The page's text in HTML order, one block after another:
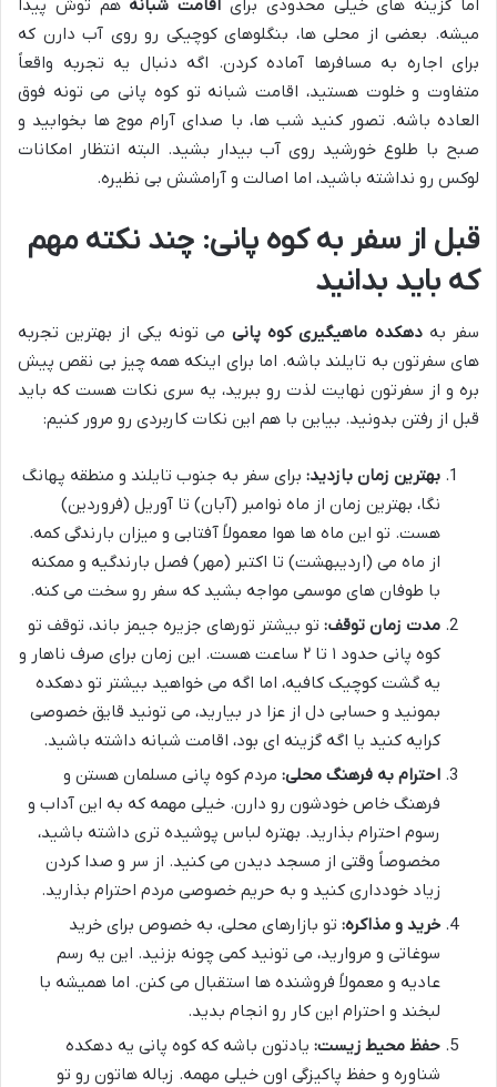
اما گزینه های خیلی محدودی برای اقامت شبانه هم توش پیدا
میشه. بعضی از محلی ها، بنگلوهای کوچیکی رو روی آب دارن که
برای اجاره به مسافرها آماده کردن. اگه دنبال یه تجربه واقعاً
متفاوت و خلوت هستید، اقامت شبانه تو کوه پانی می تونه فوق
العاده باشه. تصور کنید شب ها، با صدای آرام موج ها بخوابید و
صبح با طلوع خورشید روی آب بیدار بشید. البته انتظار امکانات
لوکس رو نداشته باشید، اما اصالت و آرامشش بی نظیره.
قبل از سفر به کوه پانی: چند نکته مهم
که باید بدانید
سفر بهدهکده ماهیگیری کوه پانیمی تونه یکی از بهترین تجربه
های سفرتون به تایلند باشه. اما برای اینکه همه چیز بی نقص پیش
بره و از سفرتون نهایت لذت رو ببرید، یه سری نکات هست که باید
قبل از رفتن بدونید. بیاین با هم این نکات کاربردی رو مرور کنیم:
بهترین زمان بازدید: برای سفر به جنوب تایلند و منطقه پهانگ
نگا، بهترین زمان از ماه نوامبر (آبان) تا آوریل (فروردین)
هست. تو این ماه ها هوا معمولاً آفتابی و میزان بارندگی کمه.
از ماه می (اردیبهشت) تا اکتبر (مهر) فصل بارندگیه و ممکنه
با طوفان های موسمی مواجه بشید که سفر رو سخت می کنه.
مدت زمان توقف: تو بیشتر تورهای جزیره جیمز باند، توقف تو
کوه پانی حدود ۱ تا ۲ ساعت هست. این زمان برای صرف ناهار و
یه گشت کوچیک کافیه، اما اگه می خواهید بیشتر تو دهکده
بمونید و حسابی دل از عزا در بیارید، می تونید قایق خصوصی
کرایه کنید یا اگه گزینه ای بود، اقامت شبانه داشته باشید.
احترام به فرهنگ محلی: مردم کوه پانی مسلمان هستن و
فرهنگ خاص خودشون رو دارن. خیلی مهمه که به این آداب و
رسوم احترام بذارید. بهتره لباس پوشیده تری داشته باشید،
مخصوصاً وقتی از مسجد دیدن می کنید. از سر و صدا کردن
زیاد خودداری کنید و به حریم خصوصی مردم احترام بذارید.
خرید و مذاکره: تو بازارهای محلی، به خصوص برای خرید
سوغاتی و مروارید، می تونید کمی چونه بزنید. این یه رسم
عادیه و معمولاً فروشنده ها استقبال می کنن. اما همیشه با
لبخند و احترام این کار رو انجام بدید.
حفظ محیط زیست: یادتون باشه که کوه پانی یه دهکده
شناوره و حفظ پاکیزگی اون خیلی مهمه. زباله هاتون رو تو